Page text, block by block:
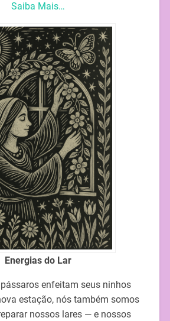
Saiba Mais…
Energias do Lar
enfeitam seus ninhos
estação, nós também somos
nossos lares — e nossos